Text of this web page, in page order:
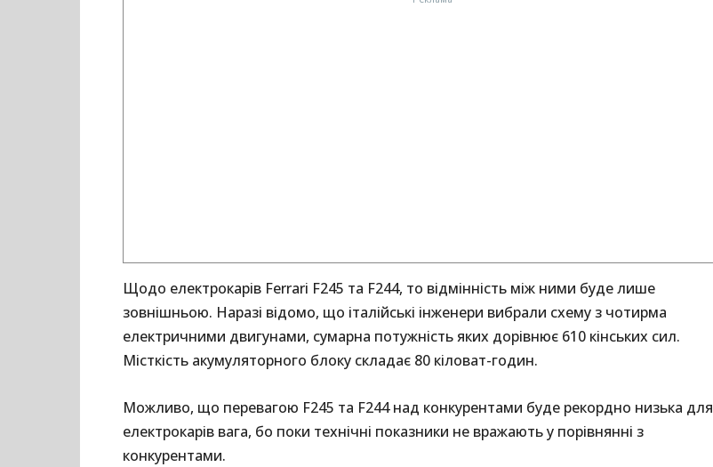
Щодо електрокарів Ferrari F245 та F244, то відмінність між ними буде лише
зовнішньою. Наразі відомо, що італійські інженери вибрали схему з чотирма
електричними двигунами, сумарна потужність яких дорівнює 610 кінських сил.
Місткість акумуляторного блоку складає 80 кіловат-годин.
Можливо, що перевагою F245 та F244 над конкурентами буде рекордно низька для
електрокарів вага, бо поки технічні показники не вражають у порівнянні з
конкурентами.